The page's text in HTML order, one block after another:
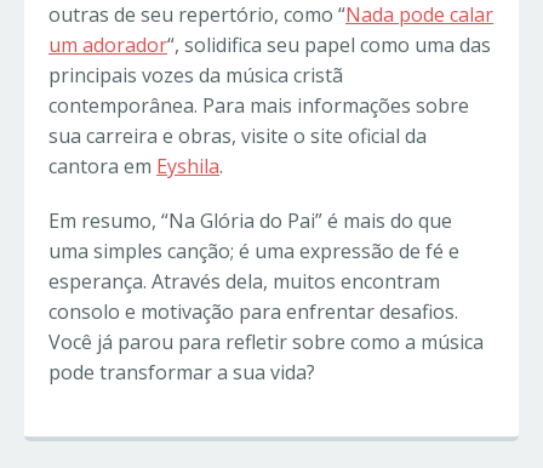
outras de seu repertório, como “Nada pode calar
um adorador“, solidifica seu papel como uma das
principais vozes da música cristã
contemporânea. Para mais informações sobre
sua carreira e obras, visite o site oficial da
cantora em Eyshila.
Em resumo, “Na Glória do Pai” é mais do que
uma simples canção; é uma expressão de fé e
esperança. Através dela, muitos encontram
consolo e motivação para enfrentar desafios.
Você já parou para refletir sobre como a música
pode transformar a sua vida?